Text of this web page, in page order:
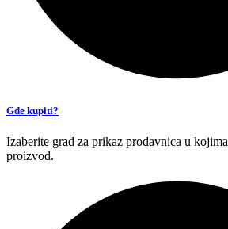
Gde kupiti?
Izaberite grad za prikaz prodavnica u
proizvod.